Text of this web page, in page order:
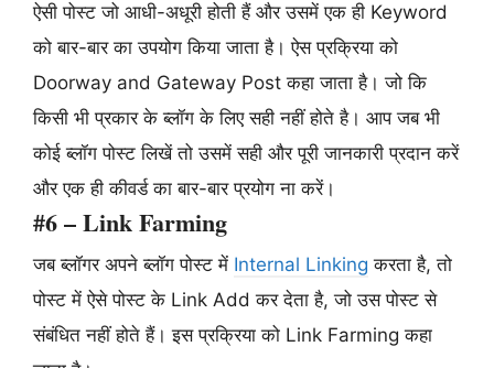
ऐसी पोस्ट जो आधी-अधूरी होती हैं और उसमें एक ही Keyword
को बार-बार का उपयोग किया जाता है। ऐस प्रक्रिया को
Doorway and Gateway Post कहा जाता है। जो कि
किसी भी प्रकार के ब्लॉग के लिए सही नहीं होते है। आप जब भी
कोई ब्लॉग पोस्ट लिखें तो उसमें सही और पूरी जानकारी प्रदान करें
और एक ही कीवर्ड का बार-बार प्रयोग ना करें।
#6 – Link Farming
जब ब्लॉगर अपने ब्लॉग पोस्ट में Internal Linking करता है, तो
पोस्ट में ऐसे पोस्ट के Link Add कर देता है, जो उस पोस्ट से
संबंधित नहीं होते हैं। इस प्रक्रिया को Link Farming कहा